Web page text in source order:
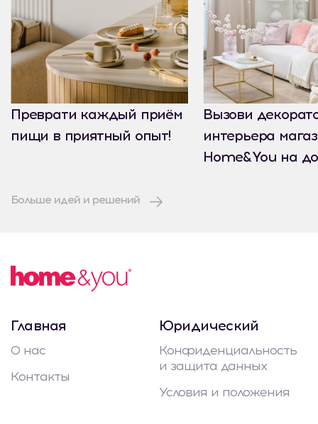
Преврати каждый приём
пищи в приятный опыт!
Вызови
интерьера
Home&You на
Больше идей и решений
Главная
О нас
Контакты
Юридический
Конфиденциальность
и защита данных
Условия и положения